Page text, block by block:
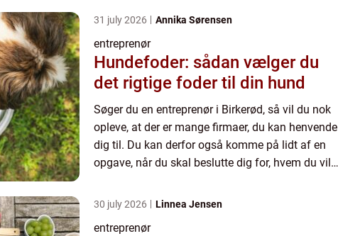
lettere...
31 july 2026 Annika Sørensen
entreprenør
Hundefoder: sådan vælger du
det rigtige foder til din hund
Søger du en entreprenør i Birkerød, så vil du nok
opleve, at der er mange firmaer, du kan henvende
dig til. Du kan derfor også komme på lidt af en
opgave, når du skal beslutte dig for, hvem du vil
lettere...
30 july 2026 Linnea Jensen
entreprenør